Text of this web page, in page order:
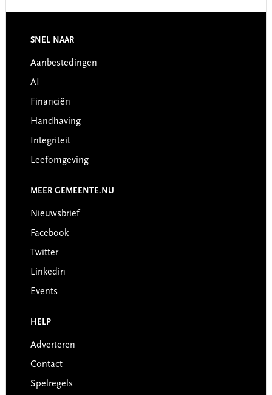
Footer
SNEL NAAR
Aanbestedingen
AI
Financiën
Handhaving
Integriteit
Leefomgeving
MEER GEMEENTE.NU
Nieuwsbrief
Facebook
Twitter
Linkedin
Events
HELP
Adverteren
Contact
Spelregels